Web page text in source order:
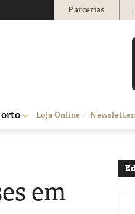
Parcerias
Loja Online
em